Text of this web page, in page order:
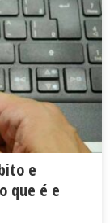
e
que é e